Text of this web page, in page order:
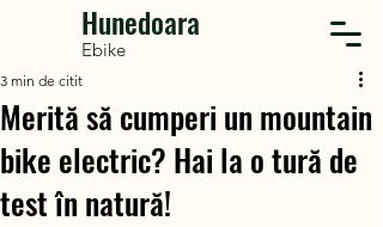
Hunedoara
Ebike
Merită să cumperi un mountain
bike electric? Hai la o tură de
test în natură!
3 min de citit